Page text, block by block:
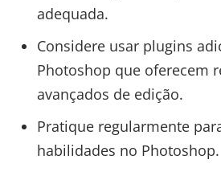
adequada.
Considere usar plugins
Photoshop que oferecem
avançados de edição.
Pratique regularmente
habilidades no Photoshop.